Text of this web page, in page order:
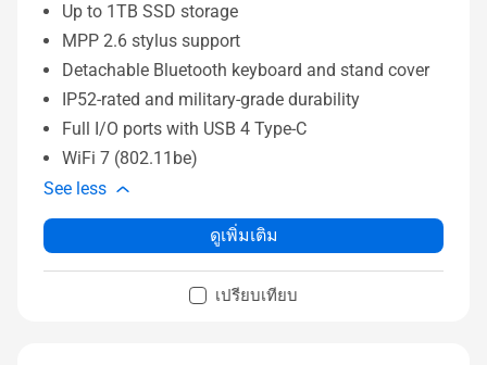
Up to 1TB SSD storage
MPP 2.6 stylus support
Detachable Bluetooth keyboard and stand cover
IP52-rated and military-grade durability
Full I/O ports with USB 4 Type-C
WiFi 7 (802.11be)
See less
ดูเพิ่มเติม
เปรียบเทียบ